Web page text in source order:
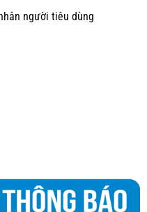
người tiêu dùng